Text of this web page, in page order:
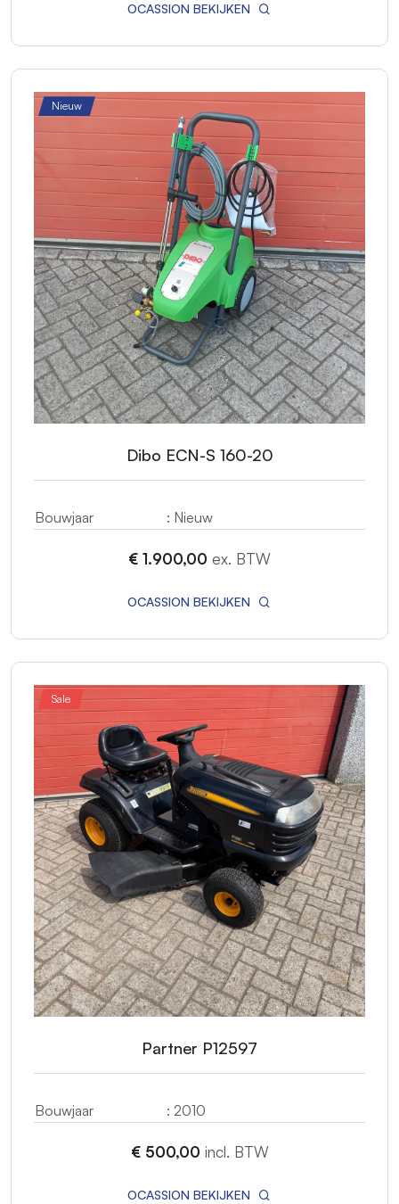
OCASSION BEKIJKEN
Nieuw
Dibo ECN-S 160-20
Bouwjaar : Nieuw
€ 1.900,00 ex. BTW
OCASSION BEKIJKEN
Sale
Partner P12597
Bouwjaar : 2010
€ 500,00 incl. BTW
OCASSION BEKIJKEN